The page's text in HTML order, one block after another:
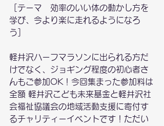
［テーマ　効率のいい体の動かし方を
学び、今より楽に走れるようになろ
う］
軽井沢ハーフマラソンに出られる方だ
けでなく、ジョギング程度の初心者さ
んもご参加OK！今回集まった参加料は
全額 軽井沢こども未来基金と軽井沢社
会福祉協議会の地域活動支援に寄付す
るチャリティーイベントです！ただい